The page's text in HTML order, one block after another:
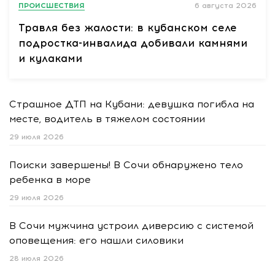
ПРОИСШЕСТВИЯ 6 августа 2026
Травля без жалости: в кубанском селе
подростка-инвалида добивали камнями
и кулаками
Страшное ДТП на Кубани: девушка погибла на
месте, водитель в тяжелом состоянии
29 июля 2026
Поиски завершены! В Сочи обнаружено тело
ребенка в море
29 июля 2026
В Сочи мужчина устроил диверсию с системой
оповещения: его нашли силовики
28 июля 2026